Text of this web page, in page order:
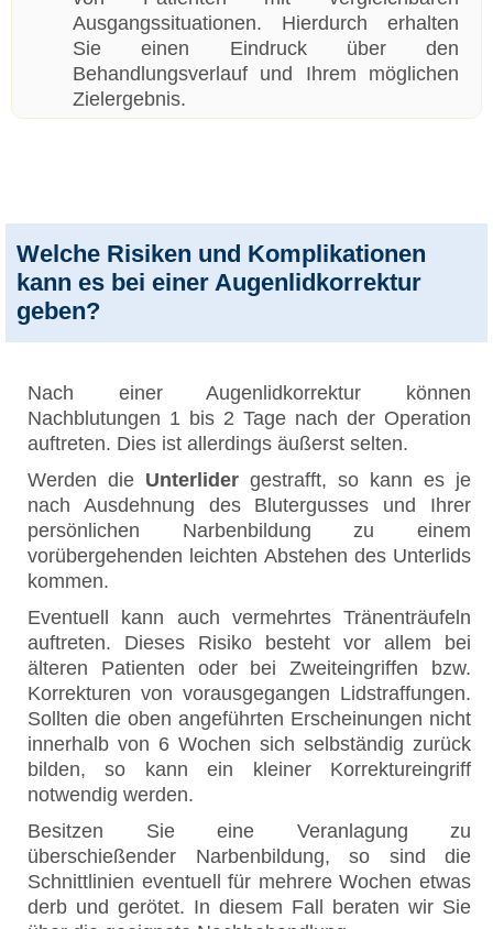
Ausgangssituationen. Hierdurch erhalten
Sie einen Eindruck über den
Behandlungsverlauf und Ihrem möglichen
Zielergebnis.
Welche Risiken und Komplikationen
kann es bei einer Augenlidkorrektur
geben?
Nach einer Augenlidkorrektur können
Nachblutungen 1 bis 2 Tage nach der Operation
auftreten. Dies ist allerdings äußerst selten.
Werden die Unterlider gestrafft, so kann es je
nach Ausdehnung des Blutergusses und Ihrer
persönlichen Narbenbildung zu einem
vorübergehenden leichten Abstehen des Unterlids
kommen.
Eventuell kann auch vermehrtes Tränenträufeln
auftreten. Dieses Risiko besteht vor allem bei
älteren Patienten oder bei Zweiteingriffen bzw.
Korrekturen von vorausgegangen Lidstraffungen.
Sollten die oben angeführten Erscheinungen nicht
innerhalb von 6 Wochen sich selbständig zurück
bilden, so kann ein kleiner Korrektureingriff
notwendig werden.
Besitzen Sie eine Veranlagung zu
überschießender Narbenbildung, so sind die
Schnittlinien eventuell für mehrere Wochen etwas
derb und gerötet. In diesem Fall beraten wir Sie